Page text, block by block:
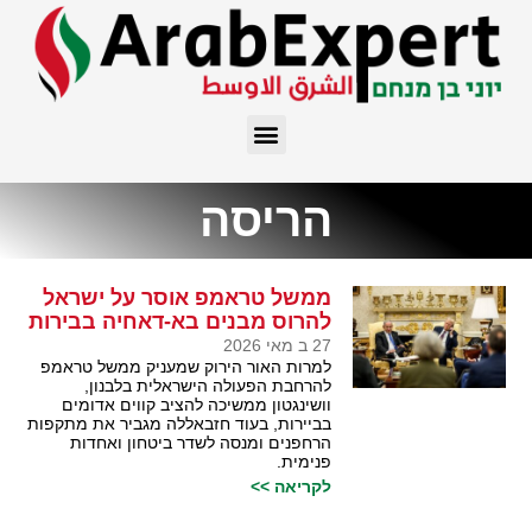
הריסה
ממשל טראמפ אוסר על ישראל
להרוס מבנים בא-דאחיה בבירות
27 ב מאי 2026
למרות האור הירוק שמעניק ממשל טראמפ
להרחבת הפעולה הישראלית בלבנון,
וושינגטון ממשיכה להציב קווים אדומים
בביירות, בעוד חזבאללה מגביר את מתקפות
הרחפנים ומנסה לשדר ביטחון ואחדות
פנימית.
לקריאה >>